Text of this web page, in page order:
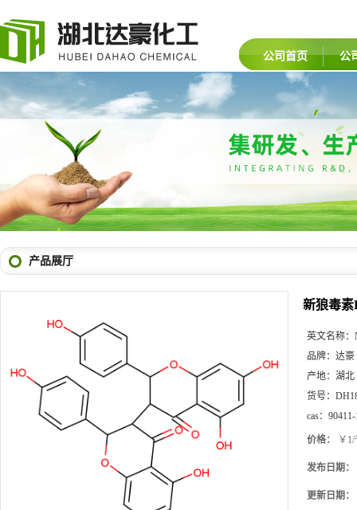
公司首页 公
产品展厅
新狼毒素
英文名称：
品牌： 达豪
产地： 湖北
货号：
cas：
价格： ￥
发布日期：
更新日期：